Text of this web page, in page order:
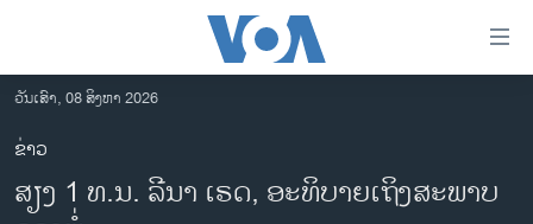
ເຂົ້າ
ຫາ
ຂ້າມ
ຂ້າມ
ອາເມຣິກາ
ວັນເສົາ, 08 ສິງຫາ 2026
ຂ່າວ
ສຽງ 1 ທ.ນ. ລີນາ ເຣດ, ອະທິບາຍເຖິງສະພາບ